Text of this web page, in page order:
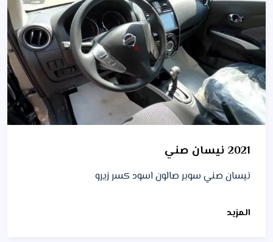
2021 نيسان صني
نيسان صني سوبر صالون اسود كسر زيرو
المزيد